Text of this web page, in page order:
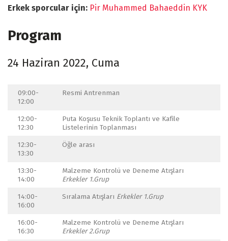
Erkek sporcular için: Pir Muhammed Bahaeddin KYK
Program
24 Haziran 2022, Cuma
09:00-
12:00
Resmi Antrenman
12:00-
12:30
Puta Koşusu Teknik Toplantı ve Kafile
Listelerinin Toplanması
12:30-
13:30
Öğle arası
13:30-
14:00
Malzeme Kontrolü ve Deneme Atışları
Erkekler 1.Grup
14:00-
16:00
Sıralama Atışları Erkekler 1.Grup
16:00-
16:30
Malzeme Kontrolü ve Deneme Atışları
Erkekler 2.Grup